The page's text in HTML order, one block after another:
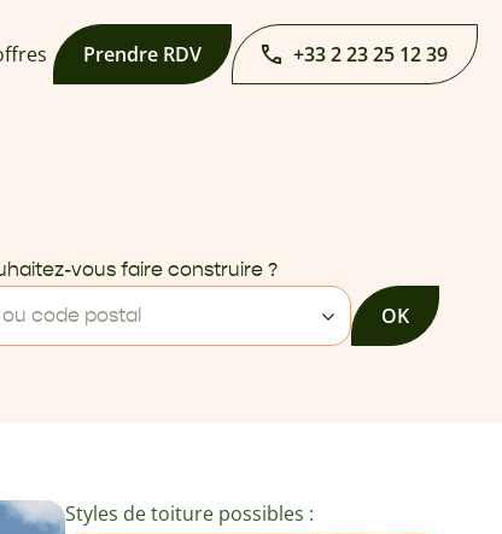
Prendre RDV +33 2 23 25 12 39
vous faire construire ?
ou code postal
OK
Styles de toiture possibles :